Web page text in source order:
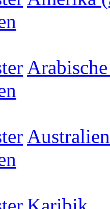
Australien